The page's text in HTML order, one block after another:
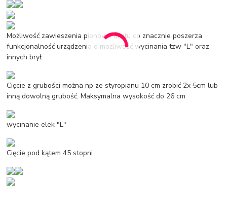
Możliwość zawieszenia pionowo drutu co znacznie poszerza
funkcjonalność urządzenia o możliwość wycinania tzw "L" oraz
innych brył
Cięcie z grubości można np ze styropianu 10 cm zrobić 2x 5cm lub
inną dowolną grubość. Maksymalna wysokość do 26 cm
wycinanie elek "L"
Cięcie pod kątem 45 stopni